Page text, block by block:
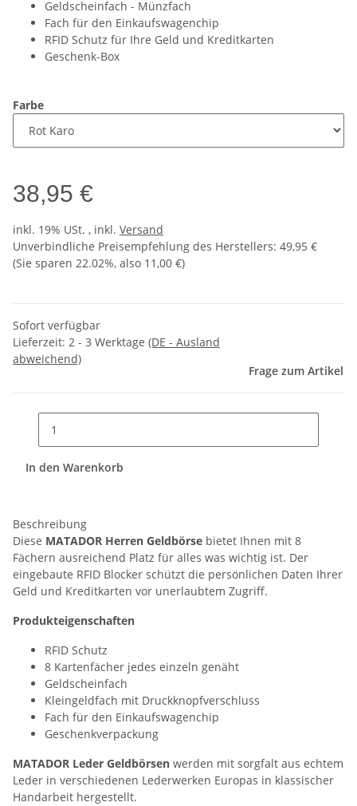
Geldscheinfach - Münzfach
Fach für den Einkaufswagenchip
RFID Schutz für Ihre Geld und Kreditkarten
Geschenk-Box
Farbe
38,95 €
inkl. 19% USt. , inkl. Versand
Unverbindliche Preisempfehlung des Herstellers: 49,95 €
(Sie sparen 22.02%, also 11,00 €)
Sofort verfügbar
Lieferzeit: 2 - 3 Werktage (DE - Ausland
abweichend)
Frage zum Artikel
In den Warenkorb
Beschreibung
Diese MATADOR Herren Geldbörse bietet Ihnen mit 8
Fächern ausreichend Platz für alles was wichtig ist. Der
eingebaute RFID Blocker schützt die persönlichen Daten Ihrer
Geld und Kreditkarten vor unerlaubtem Zugriff.
Produkteigenschaften
RFID Schutz
8 Kartenfächer jedes einzeln genäht
Geldscheinfach
Kleingeldfach mit Druckknopfverschluss
Fach für den Einkaufswagenchip
Geschenkverpackung
MATADOR Leder Geldbörsen werden mit sorgfalt aus echtem
Leder in verschiedenen Lederwerken Europas in klassischer
Handarbeit hergestellt.